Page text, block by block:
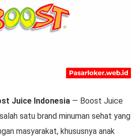
Juice Indonesia — Boost Juice
satu brand minuman sehat yang
masyarakat, khususnya anak